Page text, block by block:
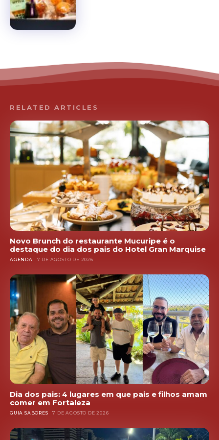
RELATED ARTICLES
Novo Brunch do restaurante Mucuripe é o
destaque do dia dos pais do Hotel Gran Marquise
AGENDA 7 DE AGOSTO DE 2026
Dia dos pais: 4 lugares em que pais e filhos amam
comer em Fortaleza
GUIA SABORES 7 DE AGOSTO DE 2026